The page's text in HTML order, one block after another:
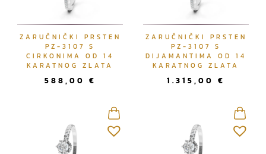
ZARUČNIČKI PRSTEN
PZ-3107 S
CIRKONIMA OD 14
KARATNOG ZLATA
588,00 €
ZARUČNIČKI PRSTEN
PZ-3107 S
DIJAMANTIMA OD 14
KARATNOG ZLATA
1.315,00 €